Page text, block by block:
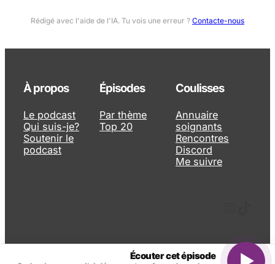
Rédigé avec l'aide de l'IA. Tu vois une erreur ? Contacte-nous
À propos
Le podcast
Qui suis-je?
Soutenir le
podcast
Épisodes
Par thème
Top 20
Coulisses
Annuaire
soignants
Rencontres
Discord
Me suivre
Écouter cet épisode